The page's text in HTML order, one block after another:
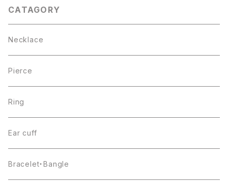
CATAGORY
Necklace
Pierce
Ring
Ear cuff
Bracelet・Bangle